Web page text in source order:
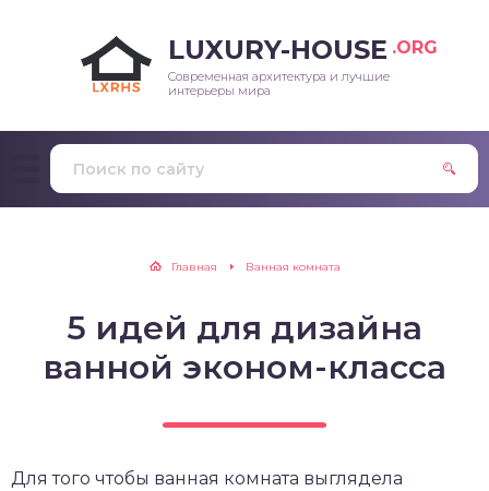
LUXURY-HOUSE .ORG
Современная архитектура и лучшие
интерьеры мира
Главная Ванная комната
5 идей для дизайна
ванной эконом-класса
Для того чтобы ванная комната выглядела